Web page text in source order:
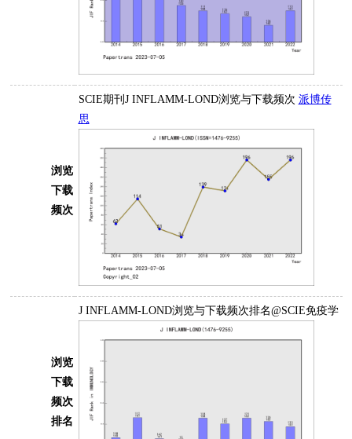
浏览
下载
频次
SCIE期刊J INFLAMM-LOND浏览与下载频次 派博传
思
浏览
下载
频次
排名
J INFLAMM-LOND浏览与下载频次排名@SCIE免疫学